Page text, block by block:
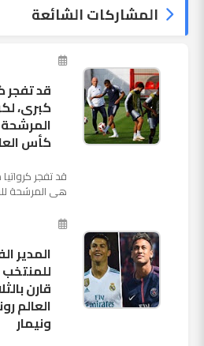
المشاركات الشائعة
قد تفجر
كبرى،
كأس
قد تفجر
هي المرشحة
الروسية في يوم
المدير
للمنتخب
قارن
العالم
ونيمار